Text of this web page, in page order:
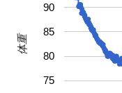
75
80
85
90
体重